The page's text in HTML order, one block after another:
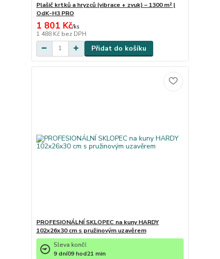
Plašič krtků a hryzců (vibrace + zvuk) – 1300 m² |
OdK-H3 PRO
1 801 Kč/ks
1 488 Kč bez DPH
Přidat do košíku
PROFESIONÁLNÍ SKLOPEC na kuny HARDY
102x26x30 cm s pružinovým uzavěrem
Sleva končí:
9 dní09 hod21 min